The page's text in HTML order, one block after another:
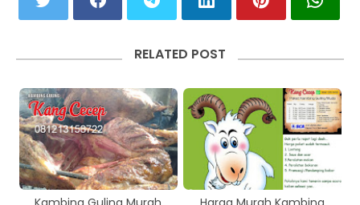
RELATED POST